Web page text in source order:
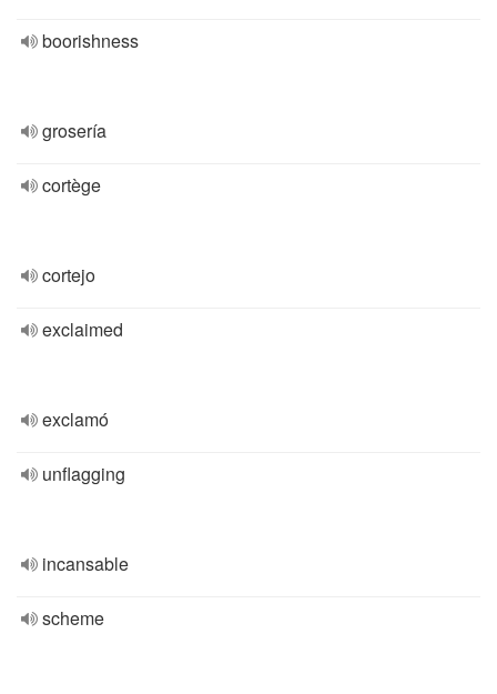
boorishness
grosería
cortège
cortejo
exclaimed
exclamó
unflagging
incansable
scheme